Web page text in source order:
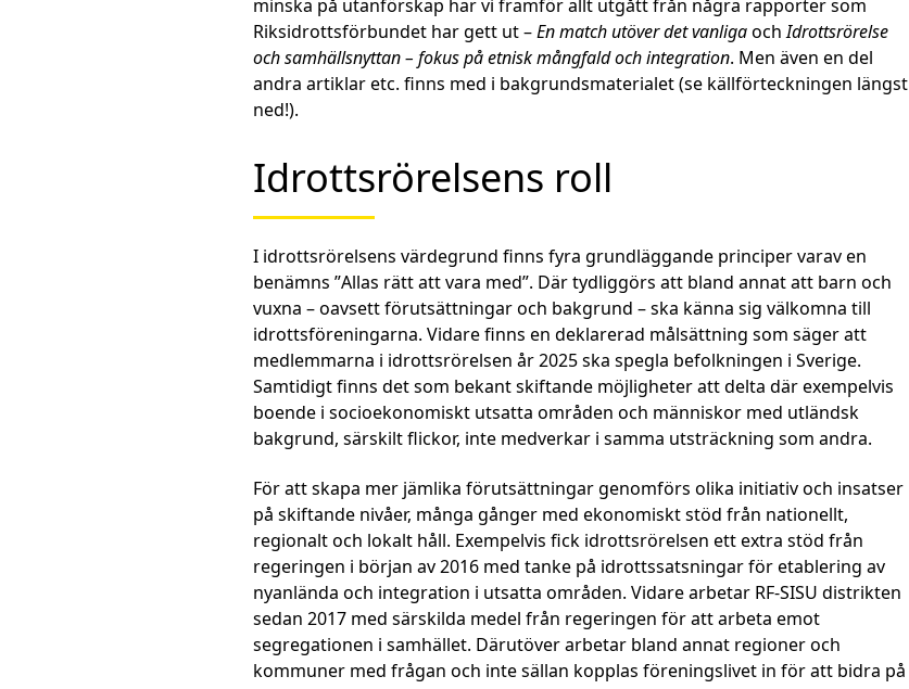
minska på utanförskap har vi framför allt utgått från några rapporter som
Riksidrottsförbundet har gett ut –En match utöver det vanligaochIdrottsrörelse
och samhällsnyttan – fokus på etnisk mångfald och integration. Men även en del
andra artiklar etc. finns med i bakgrundsmaterialet (se källförteckningen längst
ned!).
Idrottsrörelsens roll
I idrottsrörelsens värdegrund finns fyra grundläggande principer varav en
benämns ”Allas rätt att vara med”. Där tydliggörs att bland annat att barn och
vuxna – oavsett förutsättningar och bakgrund – ska känna sig välkomna till
idrottsföreningarna. Vidare finns en deklarerad målsättning som säger att
medlemmarna i idrottsrörelsen år 2025 ska spegla befolkningen i Sverige.
Samtidigt finns det som bekant skiftande möjligheter att delta där exempelvis
boende i socioekonomiskt utsatta områden och människor med utländsk
bakgrund, särskilt flickor, inte medverkar i samma utsträckning som andra.
För att skapa mer jämlika förutsättningar genomförs olika initiativ och insatser
på skiftande nivåer, många gånger med ekonomiskt stöd från nationellt,
regionalt och lokalt håll. Exempelvis fick idrottsrörelsen ett extra stöd från
regeringen i början av 2016 med tanke på idrottssatsningar för etablering av
nyanlända och integration i utsatta områden. Vidare arbetar RF-SISU distrikten
sedan 2017 med särskilda medel från regeringen för att arbeta emot
segregationen i samhället. Därutöver arbetar bland annat regioner och
kommuner med frågan och inte sällan kopplas föreningslivet in för att bidra på